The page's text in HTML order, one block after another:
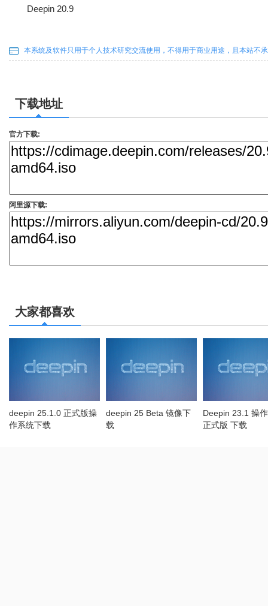
Deepin 20.9
本系统及软件只用于个人技术研究交流使用，不得用于商业用途，且本站不
下载地址
官方下载:
阿里源下载:
大家都喜欢
deepin 25.1.0 正式版操
作系统下载
deepin 25 Beta 镜像下
载
Deepin 23.1 操
正式版 下载